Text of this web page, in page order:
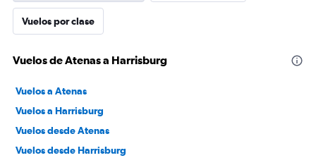
Vuelos por clase
Vuelos de Atenas a Harrisburg
Vuelos a Atenas
Vuelos a Harrisburg
Vuelos desde Atenas
Vuelos desde Harrisburg